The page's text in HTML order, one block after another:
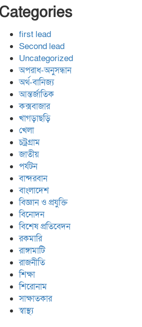
first lead
Second lead
Uncategorized
অপরাধ-অনুসন্ধান
অর্থ-বানিজ্য
আন্তর্জাতিক
কক্সবাজার
খাগড়াছড়ি
খেলা
চট্রগ্রাম
জাতীয়
পর্যটন
বান্দরবান
বাংলাদেশ
বিজ্ঞান ও প্রযুক্তি
বিনোদন
বিশেষ প্রতিবেদন
রকমারি
রাঙ্গামাটি
রাজনীতি
শিক্ষা
শিরোনাম
সাক্ষাতকার
স্বাস্থ্য